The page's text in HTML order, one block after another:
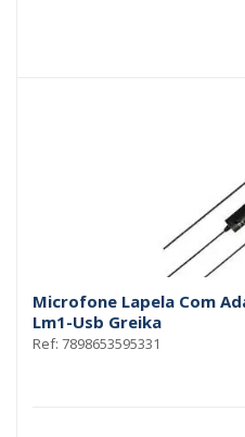
Microfone Lapela Com
Lm1-Usb Greika
Ref: 7898653595331